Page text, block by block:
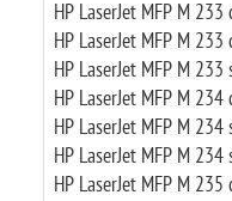
HP LaserJet MFP M 233
HP LaserJet MFP M 233
HP LaserJet MFP M 233
HP LaserJet MFP M 234
HP LaserJet MFP M 234
HP LaserJet MFP M 234
HP LaserJet MFP M 235